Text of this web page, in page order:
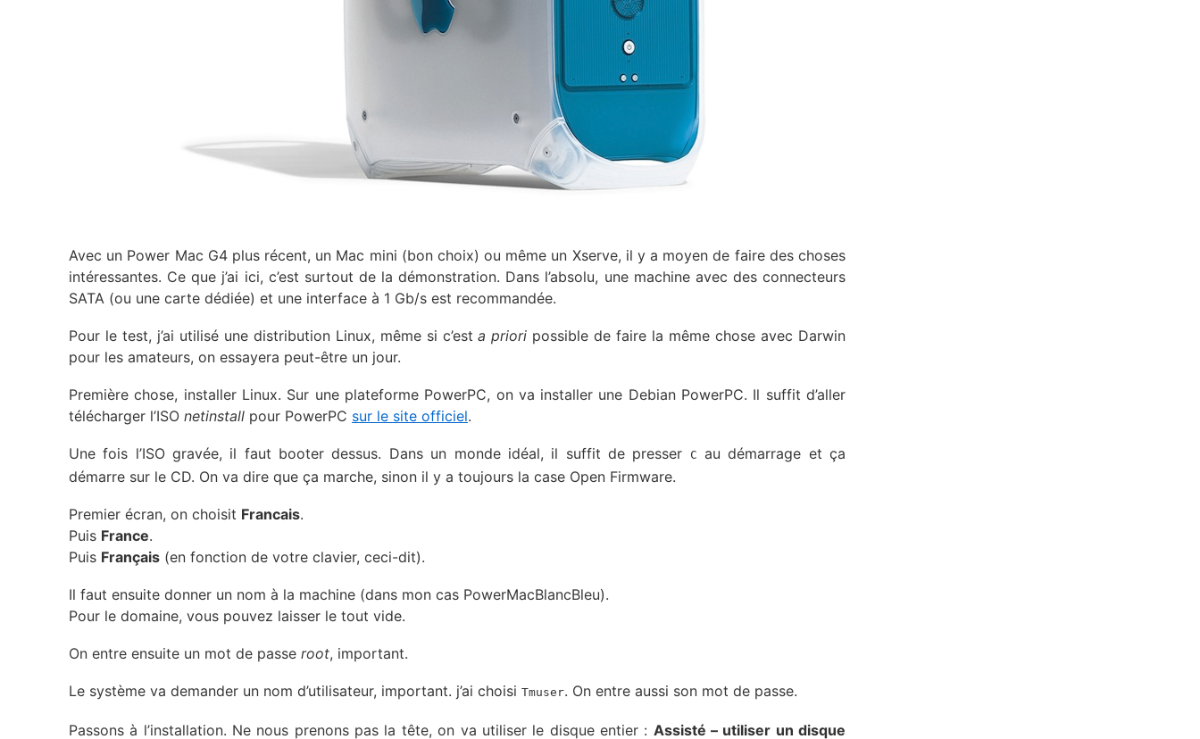
Avec un Power Mac G4 plus récent, un Mac mini (bon choix) ou même un Xserve, il y a moyen de faire des choses
intéressantes. Ce que j’ai ici, c’est surtout de la démonstration. Dans l’absolu, une machine avec des connecteurs
SATA (ou une carte dédiée) et une interface à 1 Gb/s est recommandée.
Pour le test, j’ai utilisé une distribution Linux, même si c’esta priori possible de faire la même chose avec Darwin
pour les amateurs, on essayera peut-être un jour.
Première chose, installer Linux. Sur une plateforme PowerPC, on va installer une Debian PowerPC. Il suffit d’aller
télécharger l’ISO netinstall pour PowerPC sur le site officiel.
Une fois l’ISO gravée, il faut booter dessus. Dans un monde idéal, il suffit de presser C au démarrage et ça
démarre sur le CD. On va dire que ça marche, sinon il y a toujours la case Open Firmware.
Premier écran, on choisit Francais.
Puis France.
Puis Français (en fonction de votre clavier, ceci-dit).
Il faut ensuite donner un nom à la machine (dans mon cas PowerMacBlancBleu).
Pour le domaine, vous pouvez laisser le tout vide.
On entre ensuite un mot de passe root, important.
Le système va demander un nom d’utilisateur, important. j’ai choisi Tmuser. On entre aussi son mot de passe.
Passons à l’installation. Ne nous prenons pas la tête, on va utiliser le disque entier : Assisté – utiliser un disque